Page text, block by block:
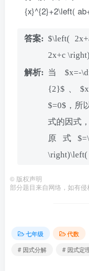
{x}^{2}+2\left(
$\left(
2x+c
当$x=-
{2}$、
$=0$，所
式的因式
原式
\right)\left(
© 版权声明
部分题目来自网络，如有
七年级
代数
# 因式分解
# 因式定